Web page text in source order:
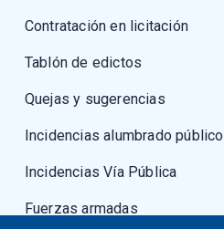
Contratación en licitación
Tablón de edictos
Quejas y sugerencias
Incidencias alumbrado público
Incidencias Vía Pública
Fuerzas armadas